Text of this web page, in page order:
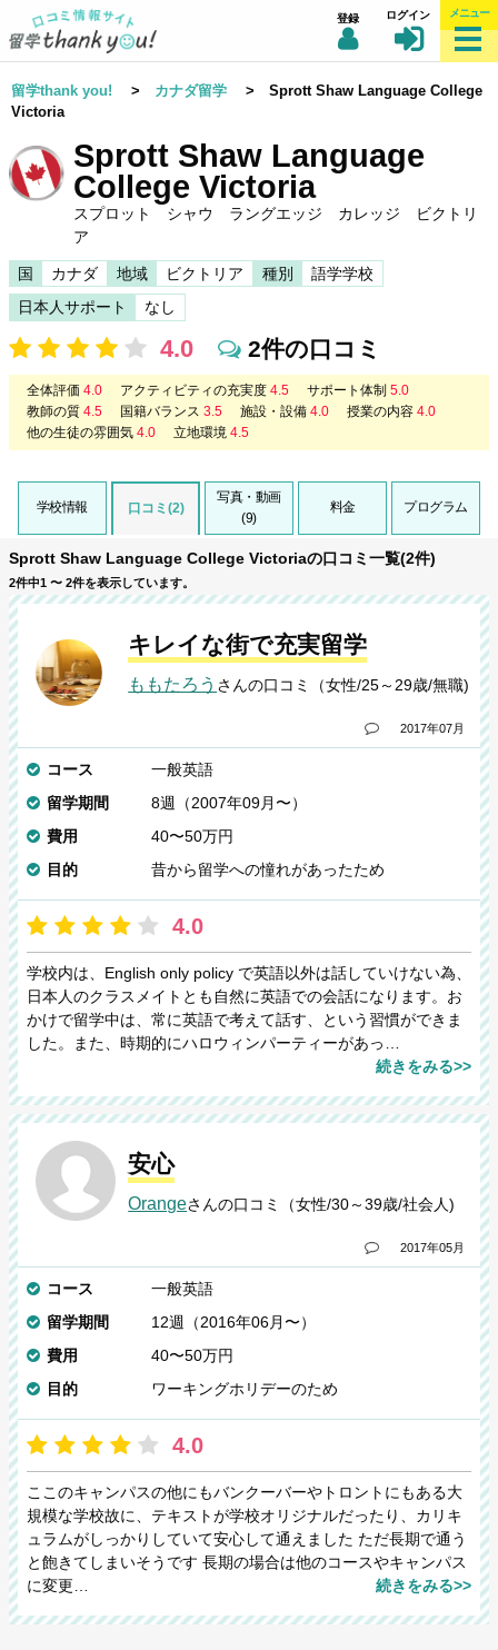
登録 ログイン メニュー
留学thank you! > カナダ留学 > Sprott Shaw Language College
Victoria
Sprott Shaw Language
College Victoria
スプロット シャウ ラングエッジ カレッジ ビクトリ
ア
国 カナダ 地域 ビクトリア 種別
語学学校
日本人サポート
なし
4.0 2件の口コミ
全体評価 4.0 アクティビティの充実度 4.5 サポート体制 5.0
教師の質 4.5 国籍バランス 3.5 施設・設備 4.0 授業の内容 4.0
他の生徒の雰囲気 4.0 立地環境 4.5
学校情報 口コミ(2)
写真・動画
(9)
料金 プログラム
Sprott Shaw Language College Victoriaの口コミ一覧(2件)
2件中1 〜 2件を表示しています。
キレイな街で充実留学
ももたろう さんの口コミ（女性/25～29歳/無職)
2017年07月
コース
一般英語
留学期間
8週（2007年09月〜）
費用
40〜50万円
目的
昔から留学への憧れがあったため
4.0
学校内は、English only policy で英語以外は話していけない為、
日本人のクラスメイトとも自然に英語での会話になります。お
かけで留学中は、常に英語で考えて話す、という習慣ができま
した。また、時期的にハロウィンパーティーがあっ…
続きをみる>>
安心
Orangeさんの口コミ（女性/30～39歳/社会人)
2017年05月
コース
一般英語
留学期間
12週（2016年06月〜）
費用
40〜50万円
目的
ワーキングホリデーのため
4.0
ここのキャンパスの他にもバンクーバーやトロントにもある大
規模な学校故に、テキストが学校オリジナルだったり、カリキ
ュラムがしっかりしていて安心して通えました ただ長期で通う
と飽きてしまいそうです 長期の場合は他のコースやキャンパス
に変更…
続きをみる>>